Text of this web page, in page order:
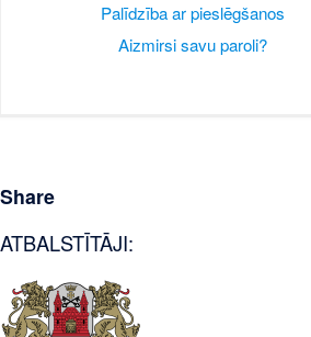
Palīdzība ar pieslēgšanos
Aizmirsi savu paroli?
Share
ATBALSTĪTĀJI: